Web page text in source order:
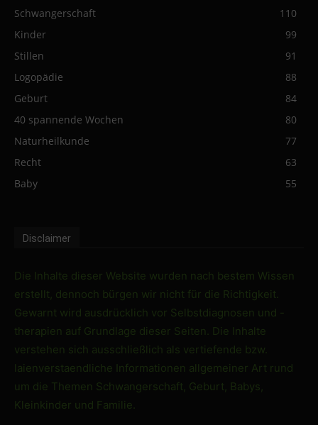
Schwangerschaft
110
Kinder
99
Stillen
91
Logopädie
88
Geburt
84
40 spannende Wochen
80
Naturheilkunde
77
Recht
63
Baby
55
Disclaimer
Die Inhalte dieser Website wurden nach bestem Wissen
erstellt, dennoch bürgen wir nicht für die Richtigkeit.
Gewarnt wird ausdrücklich vor Selbstdiagnosen und -
therapien auf Grundlage dieser Seiten. Die Inhalte
verstehen sich ausschließlich als vertiefende bzw.
laienverstaendliche Informationen allgemeiner Art rund
um die Themen Schwangerschaft, Geburt, Babys,
Kleinkinder und Familie.